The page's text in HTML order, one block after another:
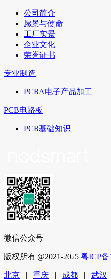
公司简介
愿景与使命
工厂实景
企业文化
荣誉证书
专业制造
PCBA电子产品加工
PCB电路板
PCB基础知识
微信公众号
版权所有 @2021-2025 粤ICP备
北京 | 重庆 | 成都 | 武汉